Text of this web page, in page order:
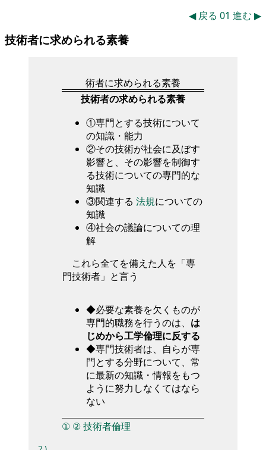
◀ 戻る 01 進む ▶
技術者に求められる素養
術者に求められる素養
技術者の求められる素養
①専門とする技術について
の知識・能力
②その技術が社会に及ぼす
影響と、その影響を制御す
る技術についての専門的な
知識
③関連する 法規についての
知識
④社会の議論についての理
解
これら全てを備えた人を「専
門技術者」と言う
◆必要な素養を欠くものが
専門的職務を行うのは、 は
じめから工学倫理に反する
◆専門技術者は、自らが専
門とする分野について、常
に最新の知識・情報をもつ
ように努力しなくてはなら
ない
① ②技術者倫理